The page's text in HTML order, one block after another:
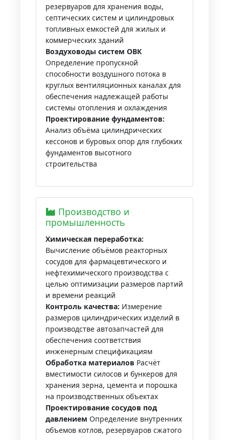
резервуаров для хранения воды,
септических систем и цилиндровых
топливных емкостей для жилых и
коммерческих зданий
Воздуховоды систем ОВК
Определение пропускной
способности воздушного потока в
круглых вентиляционных каналах для
обеспечения надлежащей работы
системы отопления и охлаждения
Проектирование фундаментов:
Анализ объёма цилиндрических
кессонов и буровых опор для глубоких
фундаментов высотного
строительства
Производство и
промышленность
Химическая переработка:
Вычисление объёмов реакторных
сосудов для фармацевтического и
нефтехимического производства с
целью оптимизации размеров партий
и времени реакций
Контроль качества: Измерение
размеров цилиндрических изделий в
производстве автозапчастей для
обеспечения соответствия
инженерным спецификациям
Обработка материалов Расчёт
вместимости силосов и бункеров для
хранения зерна, цемента и порошка
на производственных объектах
Проектирование сосудов под
давлением Определение внутренних
объемов котлов, резервуаров сжатого